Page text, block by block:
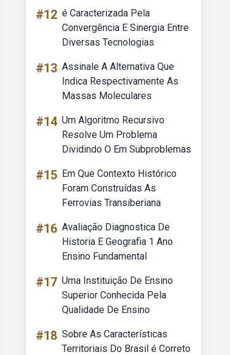
#12 é Caracterizada Pela
Convergência E Sinergia Entre
Diversas Tecnologias
#13 Assinale A Alternativa Que
Indica Respectivamente As
Massas Moleculares
#14 Um Algoritmo Recursivo
Resolve Um Problema
Dividindo O Em Subproblemas
#15 Em Que Contexto Histórico
Foram Construídas As
Ferrovias Transiberiana
#16 Avaliação Diagnostica De
Historia E Geografia 1 Ano
Ensino Fundamental
#17 Uma Instituição De Ensino
Superior Conhecida Pela
Qualidade De Ensino
#18 Sobre As Características
Territoriais Do Brasil é Correto